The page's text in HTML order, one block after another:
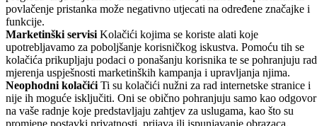
povlačenje pristanka može negativno utjecati na određene značajke i
funkcije.
Marketinški servisi Kolačići kojima se koriste alati koje
upotrebljavamo za poboljšanje korisničkog iskustva. Pomoću tih se
kolačića prikupljaju podaci o ponašanju korisnika te se pohranjuju
mjerenja uspješnosti marketinških kampanja i upravljanja njima.
Neophodni kolačići Ti su kolačići nužni za rad internetske stranice i
nije ih moguće isključiti. Oni se obično pohranjuju samo kao odgovor
na vaše radnje koje predstavljaju zahtjev za uslugama, kao što su
promjene postavki privatnosti, prijava ili ispunjavanje obrazaca.